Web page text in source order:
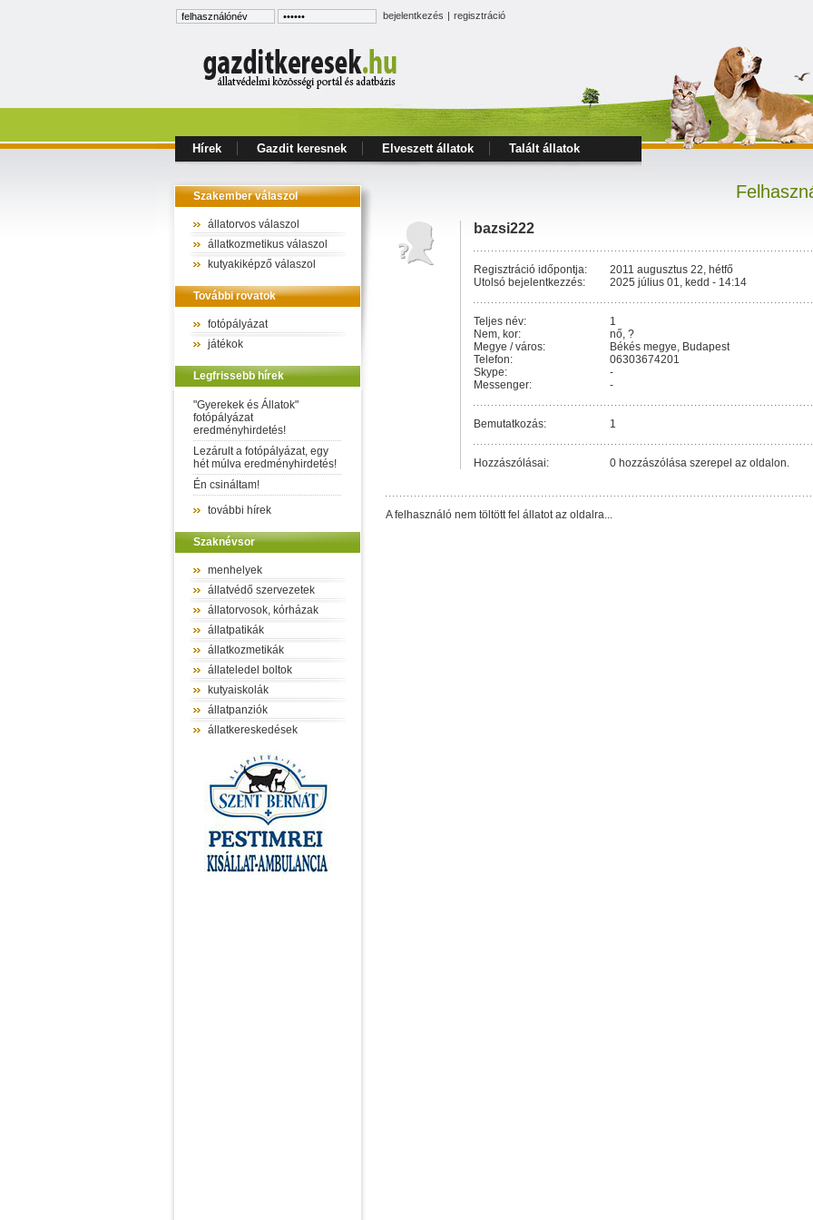
bejelentkezés | regisztráció
Hírek Gazdit keresnek Elveszett állatok Talált állatok
Szakember válaszol
állatorvos válaszol
állatkozmetikus válaszol
kutyakiképző válaszol
További rovatok
fotópályázat
játékok
Legfrissebb hírek
"Gyerekek és Állatok"
fotópályázat
eredményhirdetés!
Lezárult a fotópályázat, egy
hét múlva eredményhirdetés!
Én csináltam!
további hírek
Szaknévsor
menhelyek
állatvédő szervezetek
állatorvosok, kórházak
állatpatikák
állatkozmetikák
állateledel boltok
kutyaiskolák
állatpanziók
állatkereskedések
bazsi222
Regisztráció időpontja:
Utolsó bejelentkezzés:
2011 augusztus 22, hétfő
2025 július 01, kedd - 14:14
Teljes név:
Nem, kor:
Megye / város:
Telefon:
Skype:
Messenger:
1
nő, ?
Békés megye, Budapest
06303674201
-
-
Bemutatkozás: 1
Hozzászólásai: 0 hozzászólása szerepel az oldalon.
A felhasználó nem töltött fel állatot az oldalra...